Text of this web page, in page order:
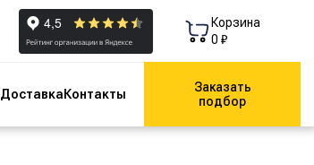
Корзина
0 ₽
ДоставкаКонтакты
Заказать
подбор